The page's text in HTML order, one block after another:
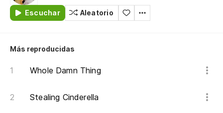
Escuchar Aleatorio
Más reproducidas
Whole Damn Thing
Stealing Cinderella